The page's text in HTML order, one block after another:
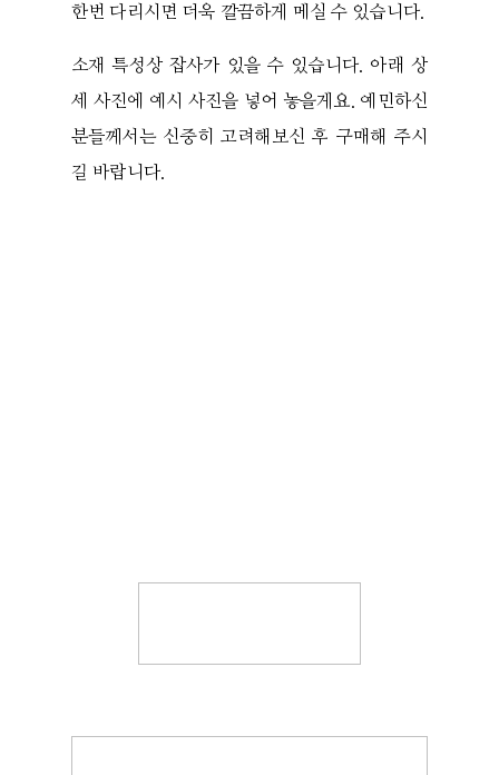
한번 다리시면 더욱 깔끔하게 메실 수 있습니다.
소재 특성상 잡사가 있을 수 있습니다. 아래 상
세 사진에 예시 사진을 넣어 놓을게요. 예민하신
분들께서는 신중히 고려해보신 후 구매해 주시
길 바랍니다.